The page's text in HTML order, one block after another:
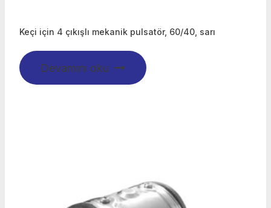
Keçi için 4 çıkışlı mekanik pulsatör, 60/40, sarı
Devamını oku